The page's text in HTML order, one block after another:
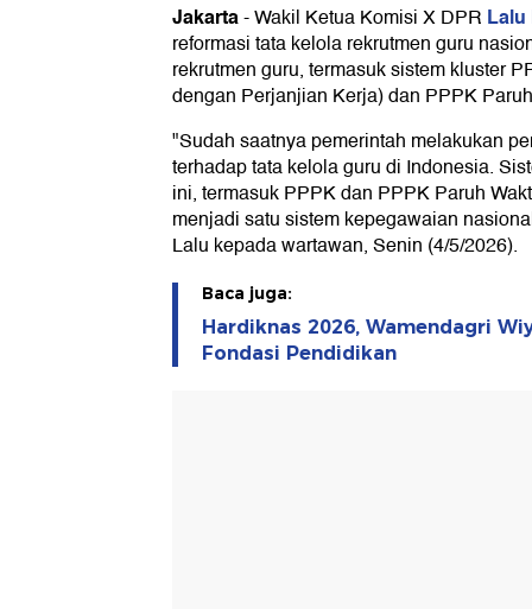
Jakarta-Wakil Ketua Komisi X DPR
reformasi tata kelola rekrutmen guru
rekrutmen guru, termasuk sistem kluster
dengan Perjanjian Kerja) dan PPPK
"Sudah saatnya pemerintah melakukan
terhadap tata kelola guru di Indonesia.
ini, termasuk PPPK dan PPPK Paruh
menjadi satu sistem kepegawaian
Lalu kepada wartawan, Senin (4/5/2026).
Baca juga:
Hardiknas 2026, Wamendagri
Fondasi Pendidikan